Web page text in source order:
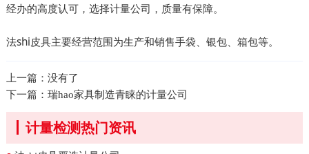
经办的高度认可，选择计量公司，质量有保障。
法shi皮具主要经营范围为生产和销售手袋、银包、箱包等。
上一篇：没有了
下一篇： 瑞hao家具制造青睐的计量公司
计量检测热门资讯